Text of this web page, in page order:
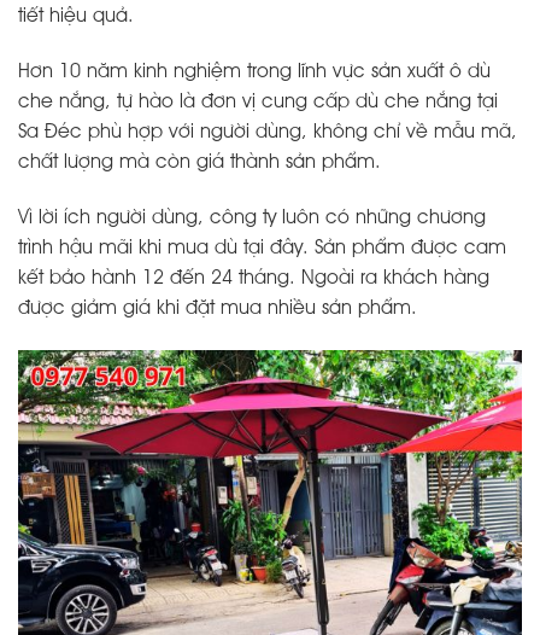
tiết hiệu quả.
Hơn 10 năm kinh nghiệm trong lĩnh vực sản xuất ô dù
che nắng, tự hào là đơn vị cung cấp dù che nắng tại
Sa Đéc phù hợp với người dùng, không chỉ về mẫu mã,
chất lượng mà còn giá thành sản phẩm.
Vì lời ích người dùng, công ty luôn có những chương
trình hậu mãi khi mua dù tại đây. Sản phẩm được cam
kết bảo hành 12 đến 24 tháng. Ngoài ra khách hàng
được giảm giá khi đặt mua nhiều sản phẩm.